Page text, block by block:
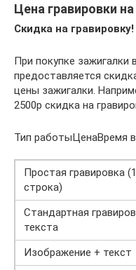
Цена гравировки
Скидка на гравировку!
При покупке зажигалки
предоставляется
цены зажигалки.
2500р скидка на
Тип работыЦенаВремя
Простая гравировка (1
строка)
Стандартная
текста
Изображение + текст